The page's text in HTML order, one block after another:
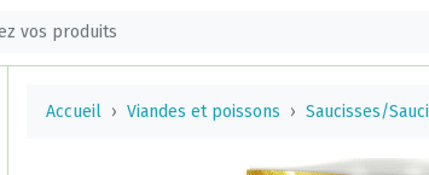
Accueil Viandes et poissons Saucisses/